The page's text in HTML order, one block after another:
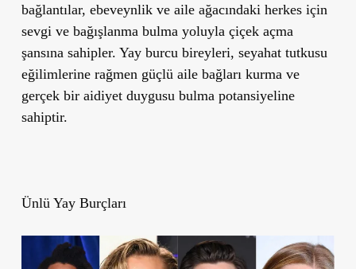
bağlantılar, ebeveynlik ve aile ağacındaki herkes için
sevgi ve bağışlanma bulma yoluyla çiçek açma
şansına sahipler. Yay burcu bireyleri, seyahat tutkusu
eğilimlerine rağmen güçlü aile bağları kurma ve
gerçek bir aidiyet duygusu bulma potansiyeline
sahiptir.
Ünlü Yay Burçları